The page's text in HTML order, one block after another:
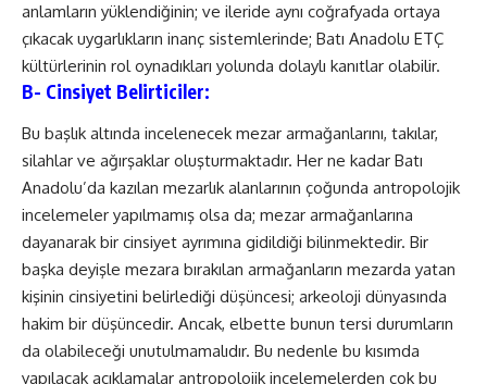
anlamların yüklendiğinin; ve ileride aynı coğrafyada ortaya
çıkacak uygarlıkların inanç sistemlerinde; Batı Anadolu ETÇ
kültürlerinin rol oynadıkları yolunda dolaylı kanıtlar olabilir.
B- Cinsiyet Belirticiler:
Bu başlık altında incelenecek mezar armağanlarını, takılar,
silahlar ve ağırşaklar oluşturmaktadır. Her ne kadar Batı
Anadolu’da kazılan mezarlık alanlarının çoğunda antropolojik
incelemeler yapılmamış olsa da; mezar armağanlarına
dayanarak bir cinsiyet ayrımına gidildiği bilinmektedir. Bir
başka deyişle mezara bırakılan armağanların mezarda yatan
kişinin cinsiyetini belirlediği düşüncesi; arkeoloji dünyasında
hakim bir düşüncedir. Ancak, elbette bunun tersi durumların
da olabileceği unutulmamalıdır. Bu nedenle bu kısımda
yapılacak açıklamalar antropolojik incelemelerden çok bu